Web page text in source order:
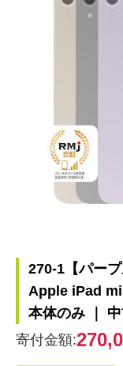
270-1【パー
Apple iPad
本体のみ ｜
寄付金額: